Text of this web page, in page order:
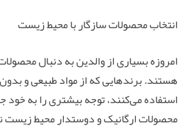
انتخاب محصولات سازگار با محیط زیست
امروزه بسیاری از والدین به دنبال
هستند. برندهایی که از مواد طبیعی و
استفاده می‌کنند، توجه بیشتری را به خود
محصولات ارگانیک و دوستدار محیط زیست